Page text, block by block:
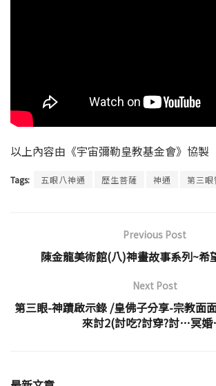
以上內容由《宇宙彌勒皇教基金會》協製
Tags: 五眼八神通 歷生菩薩 神通 第三眼
Previous Post
陳金龍美術館(八)神畫故事系列~希
Next Post
第三眼-神蹟啟示錄 /皇佛子分享-宗教面
來討2(討吃?討穿?討…冥